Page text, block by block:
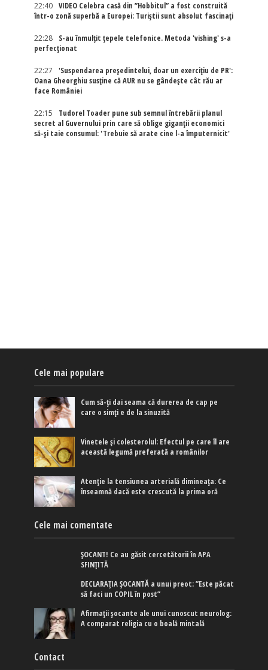
22:40
VIDEO Celebra casă din ”Hobbitul” a fost construită
într-o zonă superbă a Europei: Turiștii sunt absolut fascinați
22:28
S-au înmulțit țepele telefonice. Metoda 'vishing' s-a
perfecționat
22:27
'Suspendarea președintelui, doar un exercițiu de PR':
Oana Gheorghiu susține că AUR nu se gândește cât rău ar
face României
22:15
Tudorel Toader pune sub semnul întrebării planul
secret al Guvernului prin care să oblige giganții economici
să-și taie consumul: 'Trebuie să arate cine l-a împuternicit'
Cele mai populare
Cum să-ți dai seama că durerea de cap pe
care o simți e de la sinuzită
Vinetele și colesterolul: Efectul pe care îl are
această legumă preferată a românilor
Atenție la tensiunea arterială dimineața: Ce
înseamnă dacă este crescută la prima oră
Cele mai comentate
ȘOCANT! Ce au găsit cercetătorii în APA
SFINȚITĂ
DECLARAȚIA ȘOCANTĂ a unui preot: ”Este păcat
să faci un COPIL în post”
Afirmaţii şocante ale unui cunoscut neurolog:
A comparat religia cu o boală mintală
Contact